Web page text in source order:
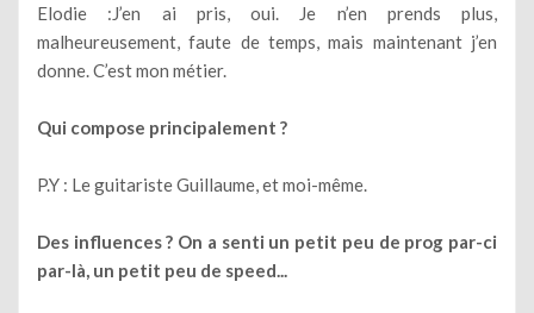
Elodie :J’en ai pris, oui. Je n’en prends plus,
malheureusement, faute de temps, mais maintenant j’en
donne. C’est mon métier.
Qui compose principalement ?
P.Y : Le guitariste Guillaume, et moi-même.
Des influences ? On a senti un petit peu de prog par-ci
par-là, un petit peu de speed...